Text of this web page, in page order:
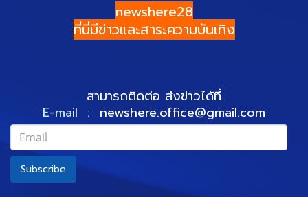
newshere28
ที่นี่มีข่าวและสาระความบันเทิง
สามารถติดต่อ ส่งข่าวได้ที่
E-mail : newshere.office@gmail.com
Subscribe